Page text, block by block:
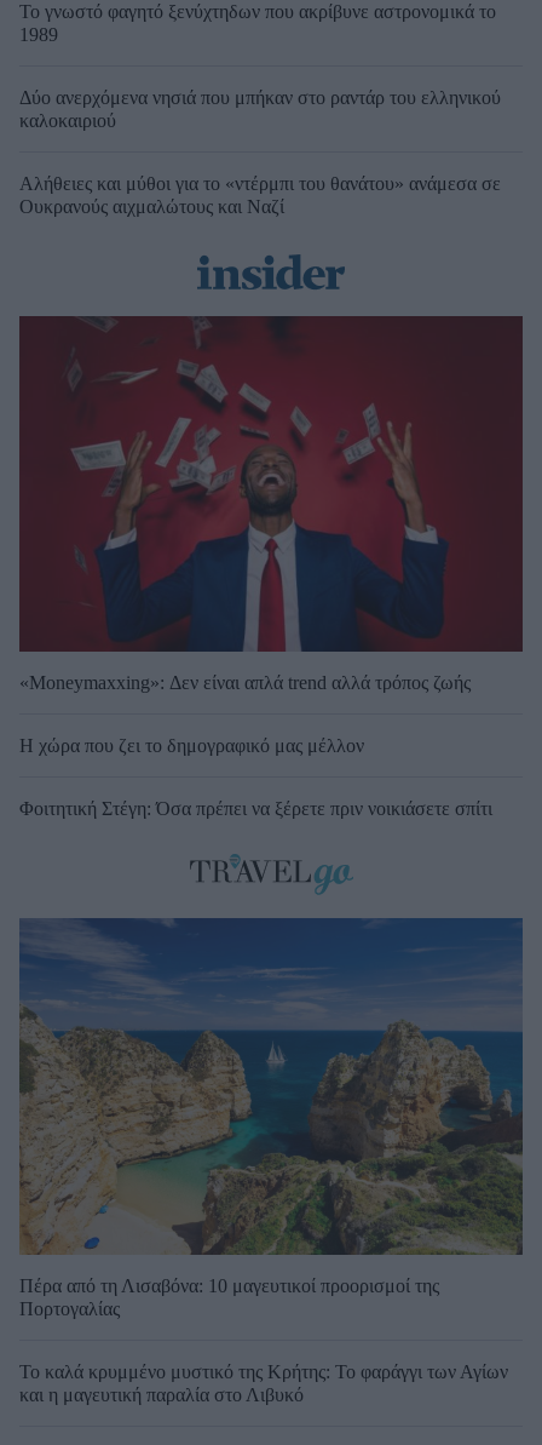
Το γνωστό φαγητό ξενύχτηδων που ακρίβυνε αστρονομικά το
1989
Δύο ανερχόμενα νησιά που μπήκαν στο ραντάρ του ελληνικού
καλοκαιριού
Αλήθειες και μύθοι για το «ντέρμπι του θανάτου» ανάμεσα σε
Ουκρανούς αιχμαλώτους και Ναζί
«Moneymaxxing»: Δεν είναι απλά trend αλλά τρόπος ζωής
Η χώρα που ζει το δημογραφικό μας μέλλον
Φοιτητική Στέγη: Όσα πρέπει να ξέρετε πριν νοικιάσετε σπίτι
Πέρα από τη Λισαβόνα: 10 μαγευτικοί προορισμοί της
Πορτογαλίας
Το καλά κρυμμένο μυστικό της Κρήτης: Το φαράγγι των Αγίων
και η μαγευτική παραλία στο Λιβυκό